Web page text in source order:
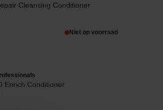
Cleansing Conditioner
Niet op voorraad
Enrich Conditioner